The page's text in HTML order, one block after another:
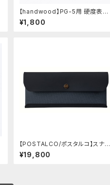
【handwood】PG-5用 硬度表示
窓 (ステンレス/楕円窓)
¥1,800
【POSTALCO/ポスタルコ】スナッ
プペンケース (Navy Blue)
¥19,800